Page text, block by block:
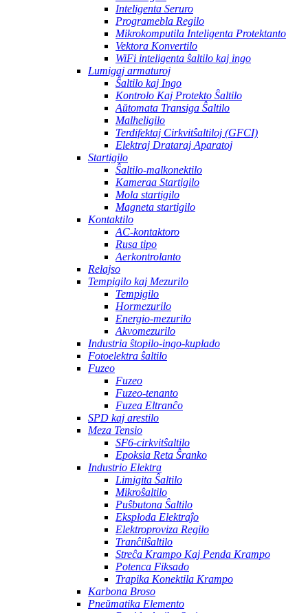
Inteligenta Seruro
Programebla Regilo
Mikrokomputila Inteligenta Protektanto
Vektora Konvertilo
WiFi inteligenta ŝaltilo kaj ingo
Lumigaj armaturoj
Ŝaltilo kaj Ingo
Kontrolo Kaj Protekto Ŝaltilo
Aŭtomata Transiga Ŝaltilo
Malheligilo
Terdifektaj Cirkvitŝaltiloj (GFCI)
Elektraj Drataraj Aparatoj
Startigilo
Ŝaltilo-malkonektilo
Kameraa Startigilo
Mola startigilo
Magneta startigilo
Kontaktilo
AC-kontaktoro
Rusa tipo
Aerkontrolanto
Relajso
Tempigilo kaj Mezurilo
Tempigilo
Hormezurilo
Energio-mezurilo
Akvomezurilo
Industria ŝtopilo-ingo-kuplado
Fotoelektra ŝaltilo
Fuzeo
Fuzeo
Fuzeo-tenanto
Fuzea Eltranĉo
SPD kaj arestilo
Meza Tensio
SF6-cirkvitŝaltilo
Epoksia Reta Ŝranko
Industrio Elektra
Limigita Ŝaltilo
Mikroŝaltilo
Puŝbutona Ŝaltilo
Eksploda Elektraĵo
Elektroproviza Regilo
Tranĉilŝaltilo
Streĉa Krampo Kaj Penda Krampo
Potenca Fiksado
Trapika Konektila Krampo
Karbona Broso
Pneŭmatika Elemento